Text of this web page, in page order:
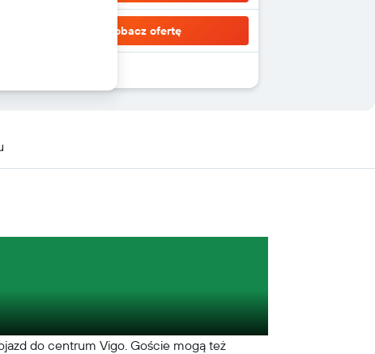
Zobacz ofertę
do centrum Vigo. Goście mogą też